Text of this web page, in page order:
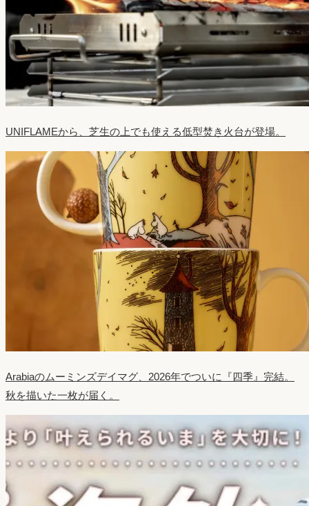
UNIFLAMEから、芝生の上でも使える低型焚き火台が登場。
Arabiaのムーミンズデイマグ、2026年でついに『四季』完結。
秋を描いた一枚が届く。